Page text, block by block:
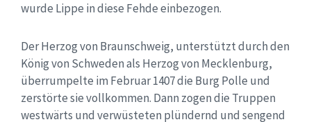
wurde Lippe in diese Fehde einbezogen.
Der Herzog von Braunschweig, unterstützt durch den
König von Schweden als Herzog von Mecklenburg,
überrumpelte im Februar 1407 die Burg Polle und
zerstörte sie vollkommen. Dann zogen die Truppen
westwärts und verwüsteten plündernd und sengend